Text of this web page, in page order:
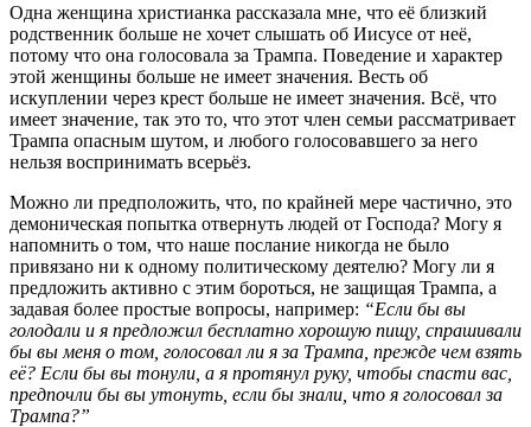
Одна женщина христианка рассказала мне, что её близкий
родственник больше не хочет слышать об Иисусе от неё,
потому что она голосовала за Трампа. Поведение и характер
этой женщины больше не имеет значения. Весть об
искуплении через крест больше не имеет значения. Всё, что
имеет значение, так это то, что этот член семьи рассматривает
Трампа опасным шутом, и любого голосовавшего за него
нельзя воспринимать всерьёз.
Можно ли предположить, что, по крайней мере частично, это
демоническая попытка отвернуть людей от Господа? Могу я
напомнить о том, что наше послание никогда не было
привязано ни к одному политическому деятелю? Могу ли я
предложить активно с этим бороться, не защищая Трампа, а
задавая более простые вопросы, например: “Если бы вы
голодали и я предложил бесплатно хорошую пищу, спрашивали
бы вы меня о том, голосовал ли я за Трампа, прежде чем взять
её? Если бы вы тонули, а я протянул руку, чтобы спасти вас,
предпочли бы вы утонуть, если бы знали, что я голосовал за
Трампа?”